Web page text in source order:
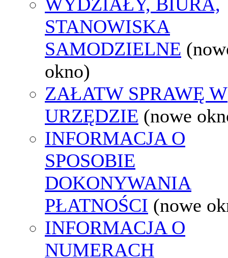
STANOWISKA
SAMODZIELNE
okno)
ZAŁATW SPRAWĘ W
URZĘDZIE (nowe
INFORMACJA O
SPOSOBIE
DOKONYWANIA
PŁATNOŚCI (nowe
INFORMACJA O
NUMERACH